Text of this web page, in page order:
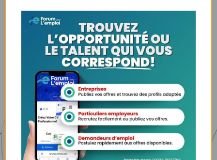
Lome, Togo
fpe@forumpouremploi.com / 0022891917788
Espaces Candidats
Parcourir les Candidats
Tableau de Bord
Alertes d’Emploi
Mes Favoris
Postuler en ligne : 5 erreurs courantes à éviter pour maximiser vos